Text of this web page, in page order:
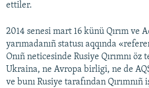
ettiler.
2014 senesi mart 16 künü Qırım ve
yarımadanıñ statusı aqqında
Onıñ neticesinde Rusiye Qırımnı öz
Ukraina, ne Avropa birligi, ne de
ve bunı Rusiye tarafından Qırımnıñ